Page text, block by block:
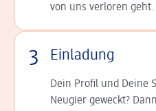
von uns verloren geht.
3 Einladung
Dein Profil und Deine
Neugier geweckt?